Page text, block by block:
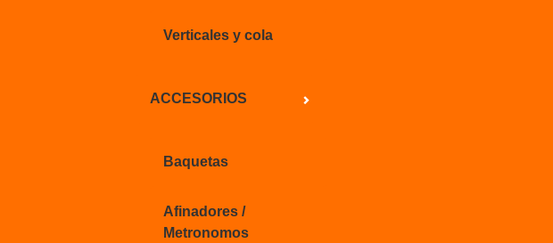
Verticales y cola
ACCESORIOS
Baquetas
Afinadores /
Metronomos